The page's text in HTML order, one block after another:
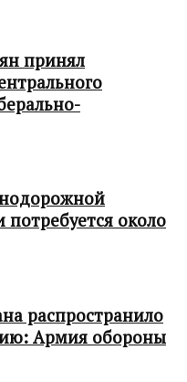
принял
около
распространило
Армия обороны